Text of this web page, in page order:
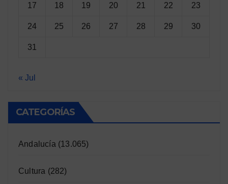
17 18 19 20 21 22 23
24 25 26 27 28 29 30
31
« Jul
CATEGORÍAS
Andalucía (13.065)
Cultura (282)